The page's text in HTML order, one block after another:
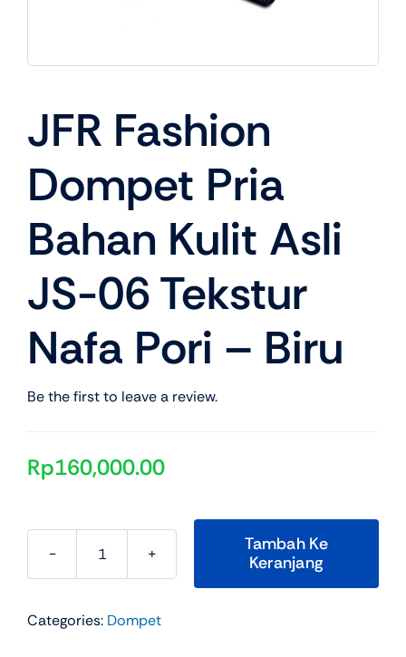
JFR Fashion
Dompet Pria
Bahan Kulit Asli
JS-06 Tekstur
Nafa Pori – Biru
Be the first to leave a review.
Rp160,000.00
Kuantitas
Fashion
Tambah Ke
Keranjang
Categories: Dompet